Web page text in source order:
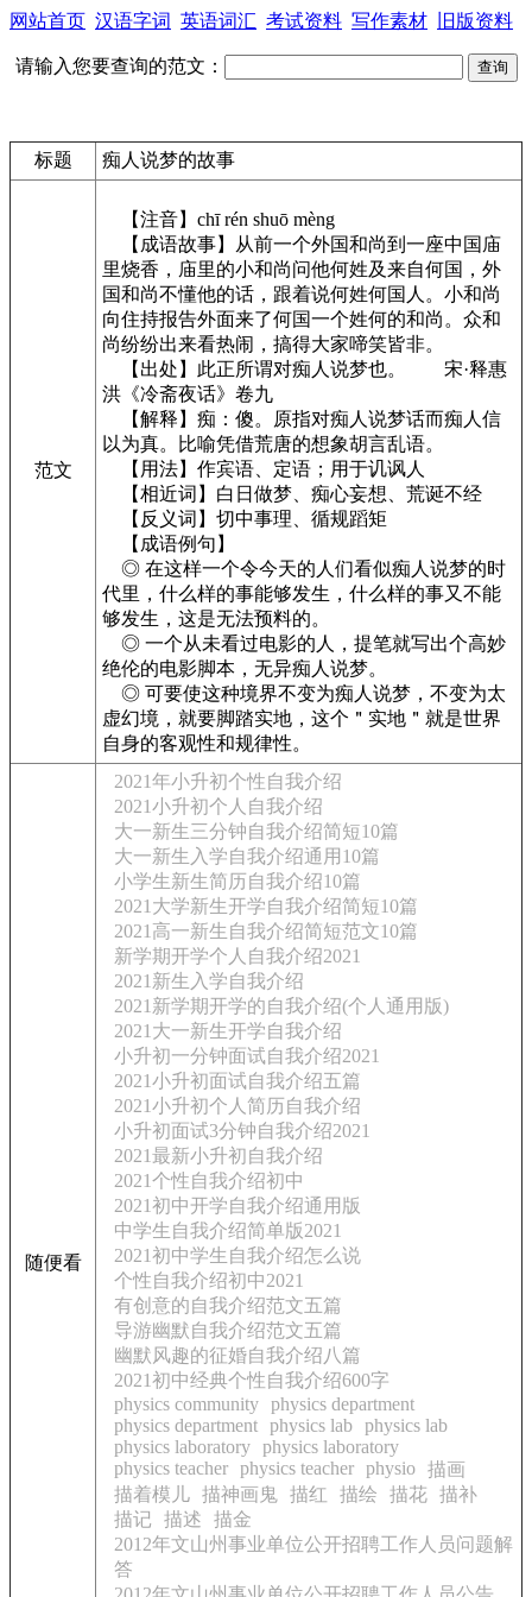
网站首页 汉语字词 英语词汇 考试资料 写作素材 旧版资料
请输入您要查询的范文：
标题 痴人说梦的故事
范文
【注音】chī rén shuō mèng
【成语故事】从前一个外国和尚到一座中国庙
里烧香，庙里的小和尚问他何姓及来自何国，外
国和尚不懂他的话，跟着说何姓何国人。小和尚
向住持报告外面来了何国一个姓何的和尚。众和
尚纷纷出来看热闹，搞得大家啼笑皆非。
【出处】此正所谓对痴人说梦也。 宋·释惠
洪《冷斋夜话》卷九
【解释】痴：傻。原指对痴人说梦话而痴人信
以为真。比喻凭借荒唐的想象胡言乱语。
【用法】作宾语、定语；用于讥讽人
【相近词】白日做梦、痴心妄想、荒诞不经
【反义词】切中事理、循规蹈矩
【成语例句】
◎ 在这样一个令今天的人们看似痴人说梦的时
代里，什么样的事能够发生，什么样的事又不能
够发生，这是无法预料的。
◎ 一个从未看过电影的人，提笔就写出个高妙
绝伦的电影脚本，无异痴人说梦。
◎ 可要使这种境界不变为痴人说梦，不变为太
虚幻境，就要脚踏实地，这个＂实地＂就是世界
自身的客观性和规律性。
随便看
2021年小升初个性自我介绍
2021小升初个人自我介绍
大一新生三分钟自我介绍简短10篇
大一新生入学自我介绍通用10篇
小学生新生简历自我介绍10篇
2021大学新生开学自我介绍简短10篇
2021高一新生自我介绍简短范文10篇
新学期开学个人自我介绍2021
2021新生入学自我介绍
2021新学期开学的自我介绍(个人通用版)
2021大一新生开学自我介绍
小升初一分钟面试自我介绍2021
2021小升初面试自我介绍五篇
2021小升初个人简历自我介绍
小升初面试3分钟自我介绍2021
2021最新小升初自我介绍
2021个性自我介绍初中
2021初中开学自我介绍通用版
中学生自我介绍简单版2021
2021初中学生自我介绍怎么说
个性自我介绍初中2021
有创意的自我介绍范文五篇
导游幽默自我介绍范文五篇
幽默风趣的征婚自我介绍八篇
2021初中经典个性自我介绍600字
physics community physics department
physics department physics lab physics lab
physics laboratory physics laboratory
physics teacher physics teacher physio 描画
描着模儿 描神画鬼 描红 描绘 描花 描补
描记
描述
描金
2012年文山州事业单位公开招聘工作人员问题解
答